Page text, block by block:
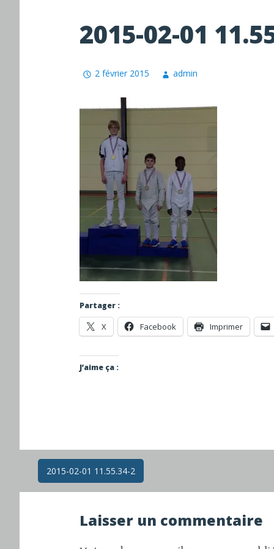
2015-02-01
2 février 2015 admin
Partager :
X Facebook Imprimer
J’aime ça :
Navigation
2015-02-01 11.55.34-2
Laisser un commentaire